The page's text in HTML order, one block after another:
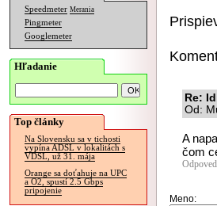
Speedmeter Merania
Pingmeter
Googlemeter
Hľadanie
Top články
Na Slovensku sa v tichosti
vypína ADSL v lokalitách s
VDSL, už 31. mája
Orange sa doťahuje na UPC
a O2, spustí 2.5 Gbps
pripojenie
Re:
Od:
A
čom
Meno: